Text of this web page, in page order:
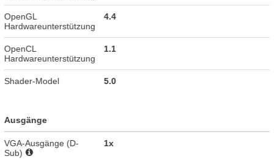
OpenGL
Hardwareunterstützung
4.4
OpenCL
Hardwareunterstützung
1.1
Shader-Model 5.0
Ausgänge
VGA-Ausgänge (D-
Sub)
1x